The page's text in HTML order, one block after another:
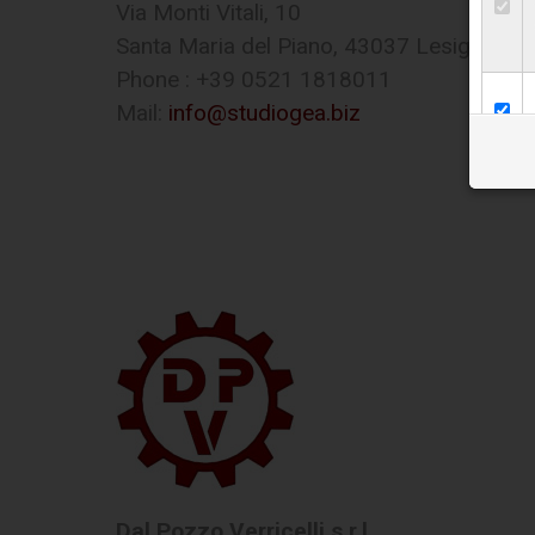
info@studiogea.biz